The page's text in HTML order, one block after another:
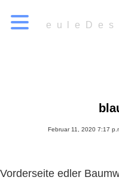
Februar 11, 2020 7:17
Vorderseite edler